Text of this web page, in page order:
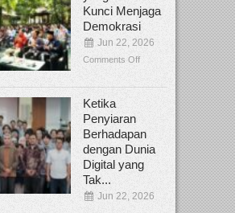
Kunci Menjaga
Demokrasi
Jun 22, 2026
Comments Off
Ketika
Penyiaran
Berhadapan
dengan Dunia
Digital yang
Tak...
Jun 22, 2026